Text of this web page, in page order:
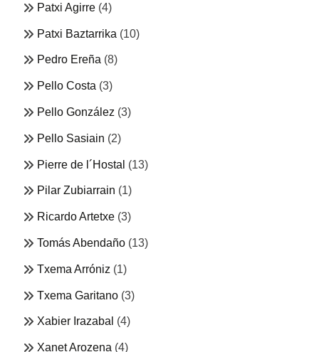
Patxi Agirre (4)
Patxi Baztarrika (10)
Pedro Ereña (8)
Pello Costa (3)
Pello González (3)
Pello Sasiain (2)
Pierre de l´Hostal (13)
Pilar Zubiarrain (1)
Ricardo Artetxe (3)
Tomás Abendaño (13)
Txema Arróniz (1)
Txema Garitano (3)
Xabier Irazabal (4)
Xanet Arozena (4)